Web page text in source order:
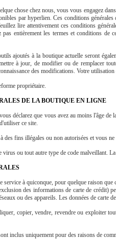
chose chez nous, vous vous engagez
par hyperlien. Ces conditions
lire attentivement ces conditions
pas entièrement les termes et conditions
ajoutés à la boutique actuelle seront
à jour, de modifier ou de remplacer
des modifications. Votre
propriétaire.
DE LA BOUTIQUE EN LIGNE
déclarez que vous avez au moins l'âge
ce site.
des fins illégales ou non autorisées et vous
virus ou tout autre type de code malveillant.
à quiconque, pour quelque raison que
des informations de carte de crédit)
ou des appareils. Les données de carte
copier, vendre, revendre ou exploiter
inclus uniquement pour des raisons de